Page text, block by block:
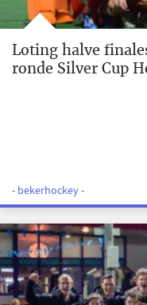
Loting halve
ronde Silver Cup
- bekerhockey -